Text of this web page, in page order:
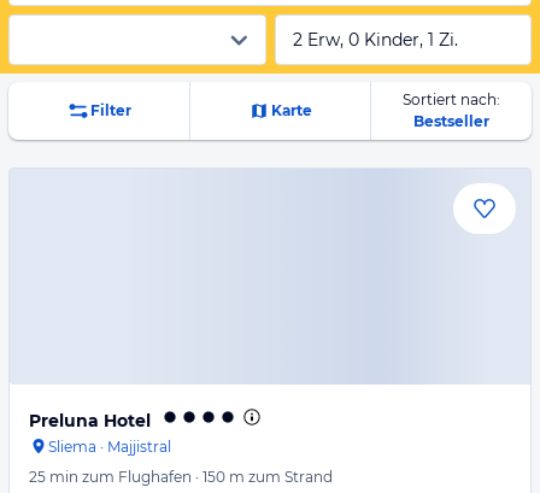
2 Erw, 0 Kinder, 1 Zi.
Filter Karte
Sortiert nach:
Bestseller
Preluna Hotel
Sliema · Majjistral
25 min zum Flughafen · 150 m zum Strand